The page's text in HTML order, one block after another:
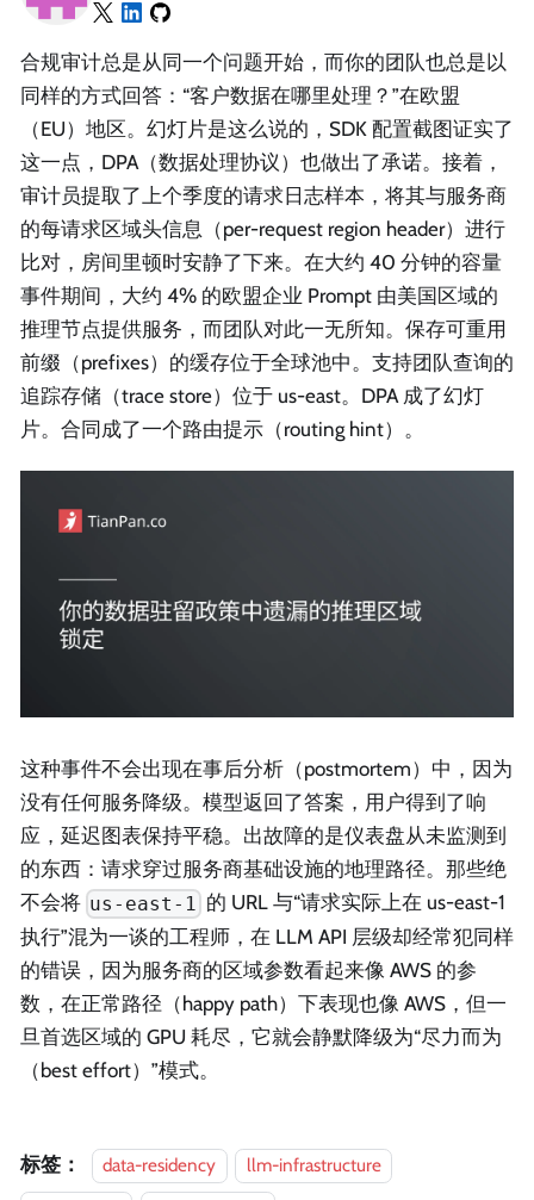
合规审计总是从同一个问题开始，而你的团队也总是以
同样的方式回答：“客户数据在哪里处理？”在欧盟
（EU）地区。幻灯片是这么说的，SDK 配置截图证实了
这一点，DPA（数据处理协议）也做出了承诺。接着，
审计员提取了上个季度的请求日志样本，将其与服务商
的每请求区域头信息（per-request region header）进行
比对，房间里顿时安静了下来。在大约 40 分钟的容量
事件期间，大约 4% 的欧盟企业 Prompt 由美国区域的
推理节点提供服务，而团队对此一无所知。保存可重用
前缀（prefixes）的缓存位于全球池中。支持团队查询的
追踪存储（trace store）位于 us-east。DPA 成了幻灯
片。合同成了一个路由提示（routing hint）。
这种事件不会出现在事后分析（postmortem）中，因为
没有任何服务降级。模型返回了答案，用户得到了响
应，延迟图表保持平稳。出故障的是仪表盘从未监测到
的东西：请求穿过服务商基础设施的地理路径。那些绝
不会将 us-east-1 的 URL 与“请求实际上在 us-east-1
执行”混为一谈的工程师，在 LLM API 层级却经常犯同样
的错误，因为服务商的区域参数看起来像 AWS 的参
数，在正常路径（happy path）下表现也像 AWS，但一
旦首选区域的 GPU 耗尽，它就会静默降级为“尽力而为
（best effort）”模式。
标签： data-residency
llm-infrastructure